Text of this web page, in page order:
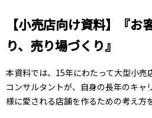
【小売店向け資料】『お
り、売り場づくり』
本資料では、15年にわたって大型小
コンサルタントが、自身の長年のキ
様に愛される店舗を作るための考え方